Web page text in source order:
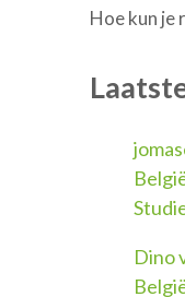
Hoe kun je
Dino